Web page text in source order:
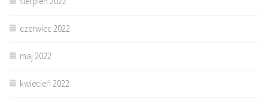
czerwiec 2022
maj 2022
kwiecień 2022